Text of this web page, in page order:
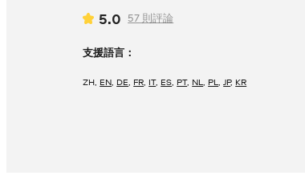
5.0 57 則評論
支援語言：
ZH, EN, DE, FR, IT, ES, PT, NL, PL,JP, KR